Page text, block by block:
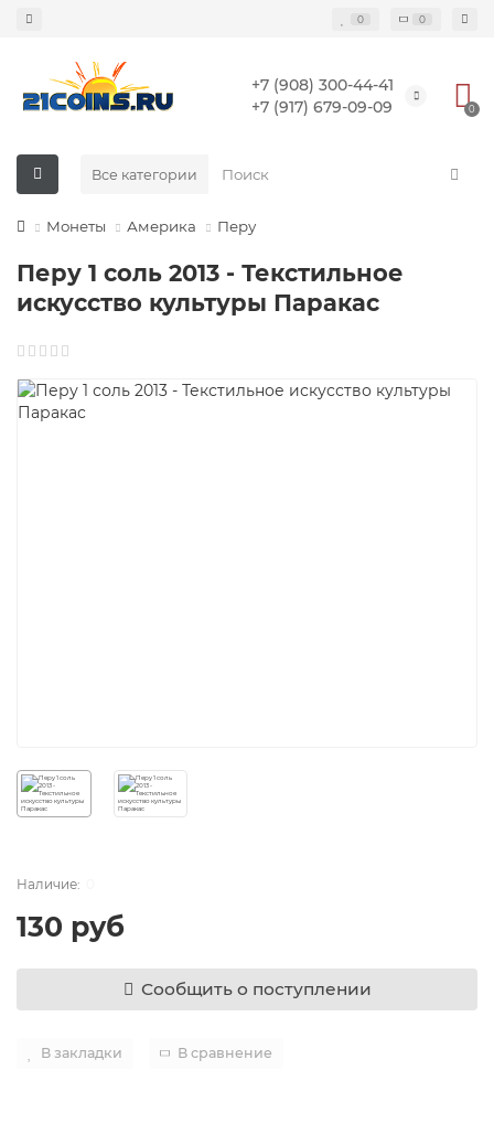
0 0
+7 (908) 300-44-41
+7 (917) 679-09-09
0
Все категории
Монеты Америка Перу
Перу 1 соль 2013 - Текстильное
искусство культуры Паракас
130 руб
Сообщить о поступлении
В закладки В сравнение